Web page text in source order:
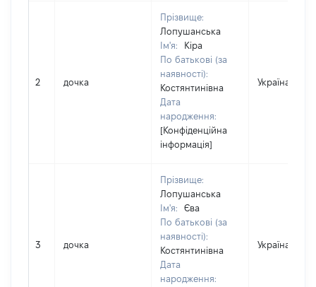
2 дочка
Прізвище:
Лопушанська
Ім'я:
Кіра
По батькові (за
наявності):
Костянтинівна
Дата
народження:
[Конфіденційна
інформація]
Україна
3 дочка
Прізвище:
Лопушанська
Ім'я:
Єва
По батькові (за
наявності):
Костянтинівна
Дата
народження:
Україна